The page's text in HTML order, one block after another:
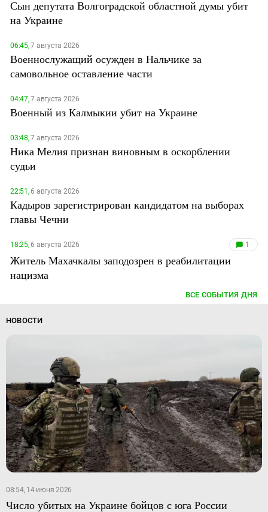
Сын депутата Волгоградской областной думы убит
на Украине
06:45,7 августа 2026
Военнослужащий осужден в Нальчике за
самовольное оставление части
04:47,7 августа 2026
Военный из Калмыкии убит на Украине
03:48,7 августа 2026
Ника Мелия признан виновным в оскорблении
судьи
22:51,6 августа 2026
Кадыров зарегистрирован кандидатом на выборах
главы Чечни
18:25,6 августа 2026 1
Житель Махачкалы заподозрен в реабилитации
нацизма
ВСЕ СОБЫТИЯ ДНЯ
НОВОСТИ
08:54, 14 июня 2026
Число убитых на Украине бойцов с юга России